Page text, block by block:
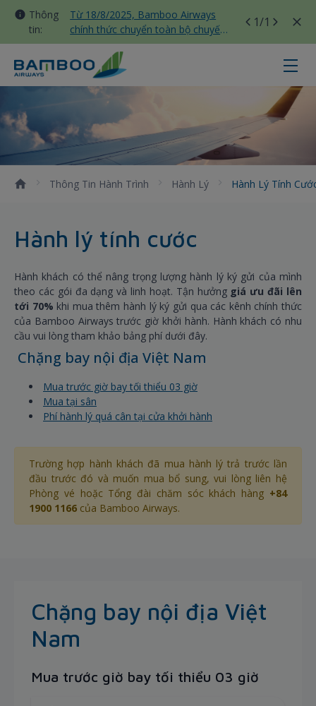
Thông
tin:
Từ 18/8/2025, Bamboo Airways
chính thức chuyển toàn bộ chuyến
bay nội địa sang nhà ga T3 Tân
Sơn Nhất
1/1
Hành lý tính cước - Bamboo
Thông Tin Hành Trình Hành Lý Hành Lý Tính
Hành lý tính cước
Hành khách có thể nâng trọng lượng hành lý ký gửi của mình
theo các gói đa dạng và linh hoạt. Tận hưởng giá ưu đãi lên
tới 70% khi mua thêm hành lý ký gửi qua các kênh chính thức
của Bamboo Airways trước giờ khởi hành. Hành khách có nhu
cầu vui lòng tham khảo bảng phí dưới đây.
Chặng bay nội địa Việt Nam
Mua trước giờ bay tối thiểu 03 giờ
Mua tại sân
Phí hành lý quá cân tại cửa khởi hành
Trường hợp hành khách đã mua hành lý trả trước lần
đầu trước đó và muốn mua bổ sung, vui lòng liên hệ
Phòng vé hoặc Tổng đài chăm sóc khách hàng +84
1900 1166 của Bamboo Airways.
Chặng bay nội địa Việt
Nam
Mua trước giờ bay tối thiểu 03 giờ